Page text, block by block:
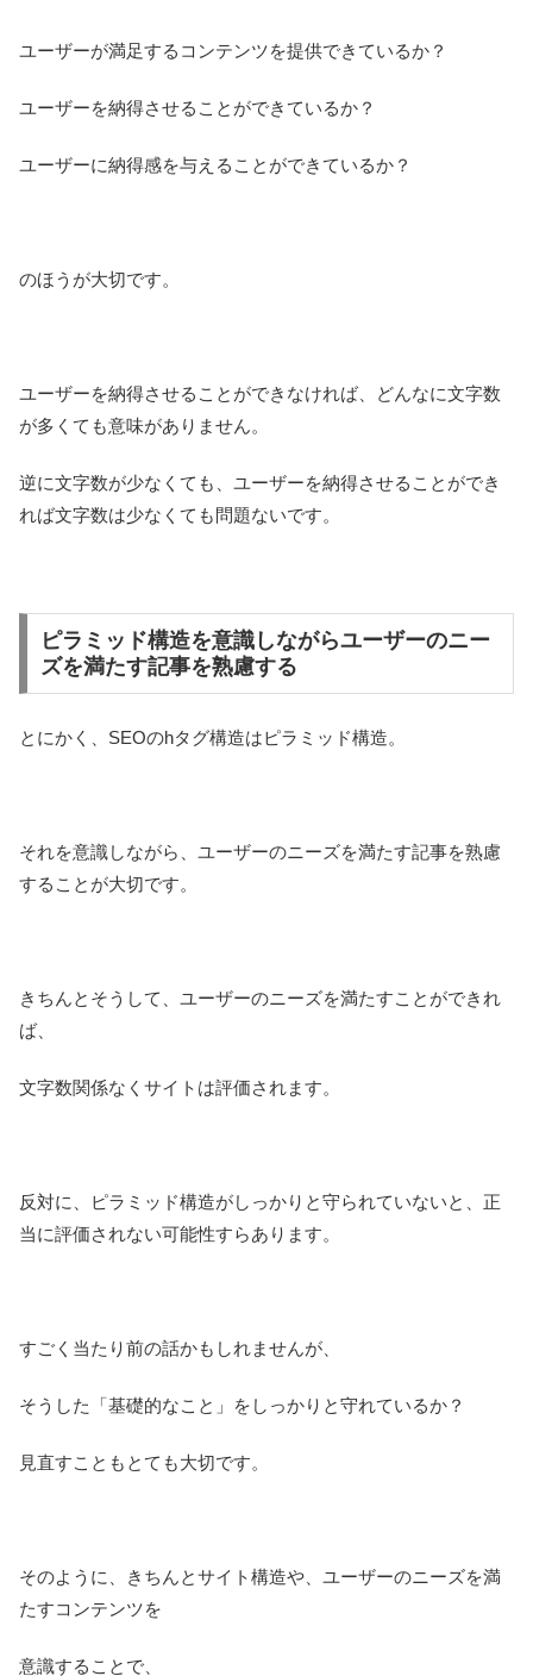
ユーザーが満足するコンテンツを提供できているか？
ユーザーを納得させることができているか？
ユーザーに納得感を与えることができているか？
のほうが大切です。
ユーザーを納得させることができなければ、どんなに文字数
が多くても意味がありません。
逆に文字数が少なくても、ユーザーを納得させることができ
れば文字数は少なくても問題ないです。
ピラミッド構造を意識しながらユーザーのニー
ズを満たす記事を熟慮する
とにかく、SEOのhタグ構造はピラミッド構造。
それを意識しながら、ユーザーのニーズを満たす記事を熟慮
することが大切です。
きちんとそうして、ユーザーのニーズを満たすことができれ
ば、
文字数関係なくサイトは評価されます。
反対に、ピラミッド構造がしっかりと守られていないと、正
当に評価されない可能性すらあります。
すごく当たり前の話かもしれませんが、
そうした「基礎的なこと」をしっかりと守れているか？
見直すこともとても大切です。
そのように、きちんとサイト構造や、ユーザーのニーズを満
たすコンテンツを
意識することで、